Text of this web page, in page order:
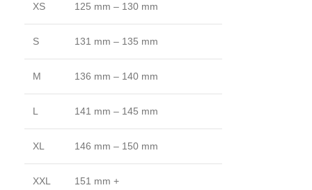
XS 125 mm – 130 mm
S 131 mm – 135 mm
M 136 mm – 140 mm
L 141 mm – 145 mm
XL 146 mm – 150 mm
XXL 151 mm +